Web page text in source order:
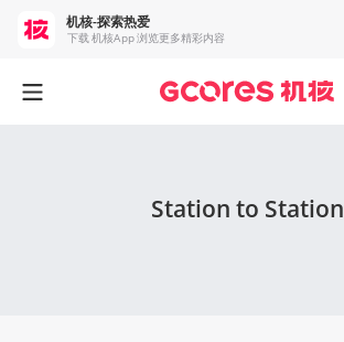
Station to Station
机核-探索热爱
下载 机核App 浏览更多精彩内容